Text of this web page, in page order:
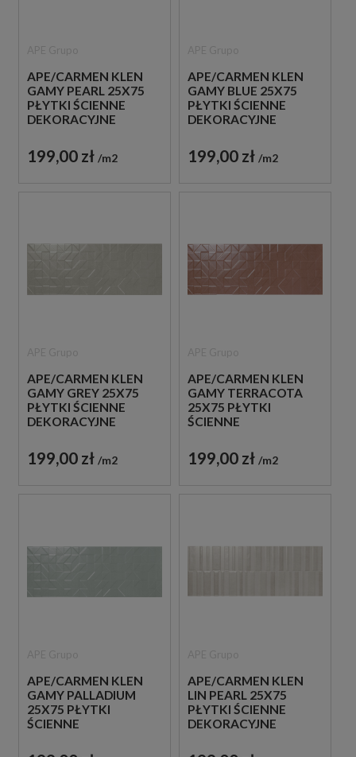
APE/CARMEN KLEN
GAMY PEARL 25X75
PŁYTKI ŚCIENNE
DEKORACYJNE
199,00 zł m2
APE/CARMEN KLEN
GAMY BLUE 25X75
PŁYTKI ŚCIENNE
DEKORACYJNE
199,00 zł m2
APE/CARMEN KLEN
GAMY GREY 25X75
PŁYTKI ŚCIENNE
DEKORACYJNE
199,00 zł m2
APE/CARMEN KLEN
GAMY TERRACOTA
25X75 PŁYTKI
ŚCIENNE
199,00 zł m2
APE/CARMEN KLEN
GAMY PALLADIUM
25X75 PŁYTKI
ŚCIENNE
APE/CARMEN KLEN
LIN PEARL 25X75
PŁYTKI ŚCIENNE
DEKORACYJNE